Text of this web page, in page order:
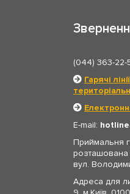
(044) 363-22-
Гарячі
E-mail: hotline
Приймальня
вул.
Адреса для